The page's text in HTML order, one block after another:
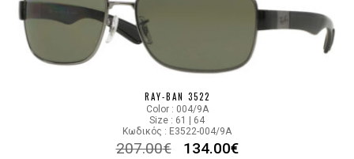
GUN METAL
GREEN
004/71
RAY-BAN 3522
Color : 004/9A
Size : 61 | 64
Κωδικός : E3522-004/9A
207.00€ 134.00€